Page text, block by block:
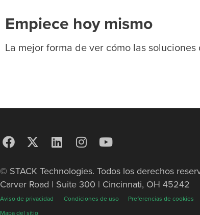
Empiece hoy mismo
La mejor forma de ver cómo las
© STACK Technologies. Todos los derechos
Carver Road | Suite 300 | Cincinnati, OH 45242
Aviso de privacidad Condiciones de uso Preferencias de cookies
Mapa del sitio